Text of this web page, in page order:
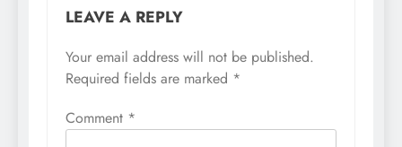
LEAVE A REPLY
Your email address will not be published.
Required fields are marked *
Comment *